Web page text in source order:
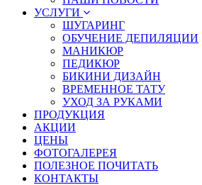
УСЛУГИ
ШУГАРИНГ
ОБУЧЕНИЕ ДЕПИЛЯЦИИ
МАНИКЮР
ПЕДИКЮР
БИКИНИ ДИЗАЙН
ВРЕМЕННОЕ ТАТУ
УХОД ЗА РУКАМИ
ПРОДУКЦИЯ
АКЦИИ
ЦЕНЫ
ФОТОГАЛЕРЕЯ
ПОЛЕЗНОЕ ПОЧИТАТЬ
КОНТАКТЫ